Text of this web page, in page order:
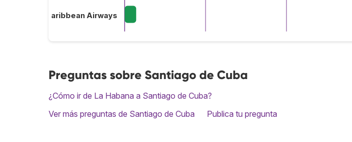
InterCaribbean Airways
Preguntas sobre Santiago de Cuba
¿Cómo ir de La Habana a Santiago de Cuba?
Ver más preguntas de Santiago de Cuba
Publica tu pregunta